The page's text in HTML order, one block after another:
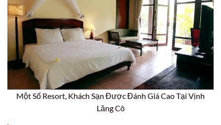
Một Số Resort, Khách Sạn Được Đánh Giá Cao Tại Vịnh
Lăng Cô